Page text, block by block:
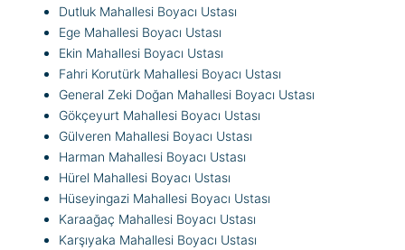
Dutluk Mahallesi Boyacı Ustası
Ege Mahallesi Boyacı Ustası
Ekin Mahallesi Boyacı Ustası
Fahri Korutürk Mahallesi Boyacı Ustası
General Zeki Doğan Mahallesi Boyacı Ustası
Gökçeyurt Mahallesi Boyacı Ustası
Gülveren Mahallesi Boyacı Ustası
Harman Mahallesi Boyacı Ustası
Hürel Mahallesi Boyacı Ustası
Hüseyingazi Mahallesi Boyacı Ustası
Karaağaç Mahallesi Boyacı Ustası
Karşıyaka Mahallesi Boyacı Ustası